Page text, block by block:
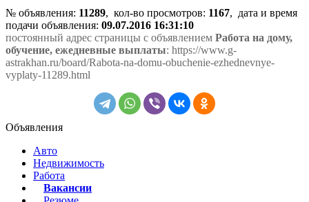
№ объявления: 11289, кол-во просмотров: 1167, дата и время
подачи объявления: 09.07.2016 16:31:10
постоянный адрес страницы с объявлением Работа на дому,
обучение, ежедневные выплаты: https://www.g-
astrakhan.ru/board/Rabota-na-domu-obuchenie-ezhednevnye-
vyplaty-11289.html
Объявления
Авто
Недвижимость
Работа
Вакансии